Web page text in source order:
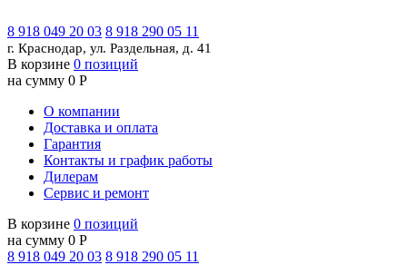
8 918 049 20 03 8 918 290 05 11
г. Краснодар, ул. Раздельная, д. 41
В корзине 0 позиций
на сумму 0 Р
О компании
Доставка и оплата
Гарантия
Контакты и график работы
Дилерам
Сервис и ремонт
В корзине 0 позиций
на сумму 0 Р
8 918 049 20 03 8 918 290 05 11